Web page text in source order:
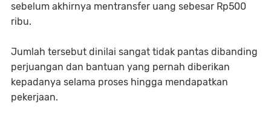
sebelum akhirnya mentransfer uang sebesar Rp500
ribu.
Jumlah tersebut dinilai sangat tidak pantas dibanding
perjuangan dan bantuan yang pernah diberikan
kepadanya selama proses hingga mendapatkan
pekerjaan.